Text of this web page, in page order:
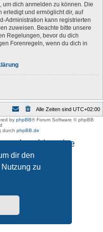
dir den
zu
um dich anmelden zu können. Die
erledigt und ermöglicht dir, auf
Administration kann registrierten
zuweisen. Beachte bitte unsere
Regelungen, bevor du dich
Forenregeln, wenn du dich in
Alle Zeiten sind UTC+02:00
by phpBB® Forum Software © phpBB
durch phpBB.de